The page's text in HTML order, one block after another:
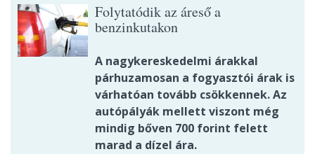
Folytatódik az áreső a
benzinkutakon
A nagykereskedelmi árakkal
párhuzamosan a fogyasztói árak is
várhatóan tovább csökkennek. Az
autópályák mellett viszont még
mindig bőven 700 forint felett
marad a dízel ára.